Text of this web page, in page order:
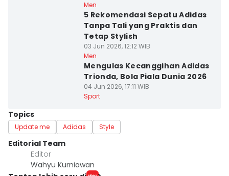
Men
5 Rekomendasi Sepatu Adidas
Tanpa Tali yang Praktis dan
Tetap Stylish
03 Jun 2026, 12:12 WIB
Men
Mengulas Kecanggihan Adidas
Trionda, Bola Piala Dunia 2026
04 Jun 2026, 17:11 WIB
Sport
Topics
Update me Adidas Style
Editorial Team
Editor
Wahyu Kurniawan